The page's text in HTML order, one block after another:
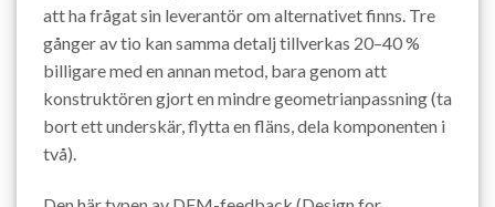
att ha frågat sin leverantör om alternativet finns. Tre
gånger av tio kan samma detalj tillverkas 20–40 %
billigare med en annan metod, bara genom att
konstruktören gjort en mindre geometrianpassning (ta
bort ett underskär, flytta en fläns, dela komponenten i
två).